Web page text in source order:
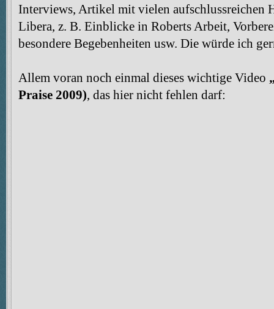
Interviews, Artikel mit vielen aufschlussreichen
Libera, z. B. Einblicke in Roberts Arbeit,
besondere Begebenheiten usw. Die würde ich
Allem voran noch einmal dieses wichtige Video
Praise 2009), das hier nicht fehlen darf: